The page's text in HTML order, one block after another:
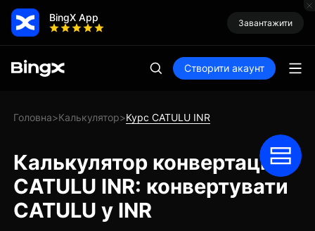
BingX App Завантажити
Створити акаунт
Головна>Калькулятор>Курс CATULU INR
Калькулятор конвертації
CATULU INR: конвертувати
CATULU у INR